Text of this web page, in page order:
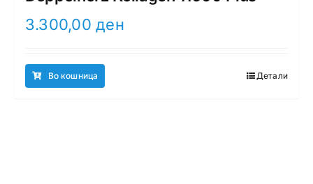
3.300,00ден
Во кошница Детали